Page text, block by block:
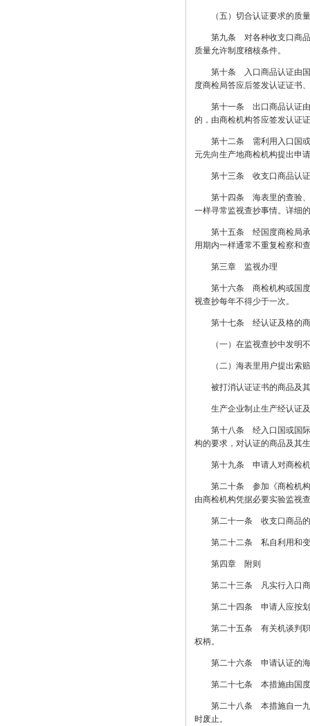
（五）切合认证要求的质量
第九条 对各种收支口商品认
质量允许制度稽核条件。
第十条 入口商品认证由国度
度商检局答应后签发认证证书
第十一条 出口商品认证由国
的，由商检机构答应签发认证
第十二条 需利用入口国或国
元先向生产地商检机构提出申
第十三条 收支口商品认证
第十四条 海表里的查验、认
一样寻常监视查抄事情。详细
第十五条 经国度商检局承认
用期内一样通常不重复检察和
第三章 监视办理
第十六条 商检机构或国度商
视查抄每年不得少于一次。
第十七条 经认证及格的商品
（一）在监视查抄中发明不
（二）海表里用户提出索赔
被打消认证证书的商品及其
生产企业制止生产经认证及
第十八条 经入口国或国际专
构的要求，对认证的商品及其
第十九条 申请人对商检机构
第二十条 参加《商检机构实
由商检机构凭据必要实验监视
第二十一条 收支口商品的
第二十二条 私自利用和变卖
第四章 附则
第二十三条 凡实行入口商
第二十四条 申请人应按划
第二十五条 有关机谈判职员
权柄。
第二十六条 申请认证的海表
第二十七条 本措施由国度
第二十八条 本措施自一九九
时废止。